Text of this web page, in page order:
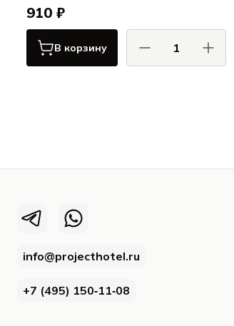
910 ₽
В корзину
info@projecthotel.ru
+7 (495) 150‑11‑08